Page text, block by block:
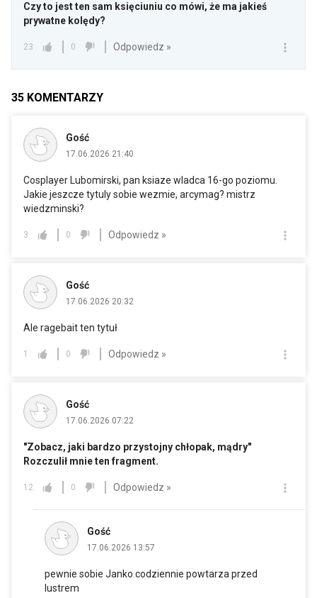
Czy to jest ten sam księciuniu co mówi, że ma jakieś
prywatne kolędy?
23 0 Odpowiedz »
35 KOMENTARZY
Gość
17.06.2026 21:40
Cosplayer Lubomirski, pan ksiaze wladca 16-go poziomu.
Jakie jeszcze tytuly sobie wezmie, arcymag? mistrz
wiedzminski?
3 0 Odpowiedz »
Gość
17.06.2026 20:32
Ale ragebait ten tytuł
1 0 Odpowiedz »
Gość
17.06.2026 07:22
"Zobacz, jaki bardzo przystojny chłopak, mądry"
Rozczulił mnie ten fragment.
12 0 Odpowiedz »
Gość
17.06.2026 13:57
pewnie sobie Janko codziennie powtarza przed
lustrem